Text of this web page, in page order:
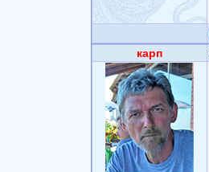
карп